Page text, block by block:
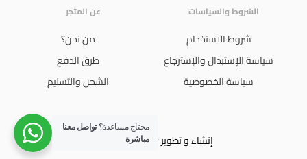
الشروط والسياسات
شروط الاستخدام
سياسة الإستبدال والإسترجاع
سياسة الخصوصية
عن المتجر
من نحن؟
طرق الدفع
الشحن والتسليم
إنشاء و تطوير © 2024 Ali Jboor
محتاج مساعدة؟تواصل معنا
مباشرة